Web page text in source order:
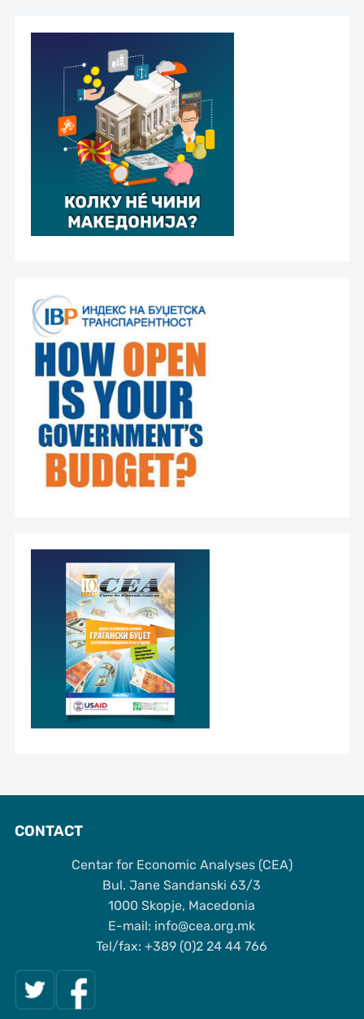
CONTACT
Centar for Economic Analyses (CEA)
Bul. Jane Sandanski 63/3
1000 Skopje, Macedonia
Е-mail: info@cea.org.mk
Tel/fax: +389 (0)2 24 44 766